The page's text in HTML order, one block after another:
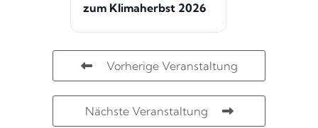
zum Klimaherbst 2026
Vorherige Veranstaltung
Nächste Veranstaltung